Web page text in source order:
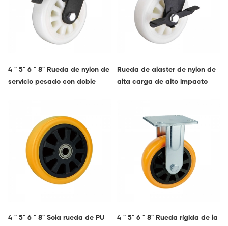
4 " 5" 6 " 8" Rueda de nylon de
servicio pesado con doble
Rueda de alaster de nylon de
alta carga de alto impacto
4 " 5" 6 " 8" Sola rueda de PU
4 " 5" 6 " 8" Rueda rígida de la